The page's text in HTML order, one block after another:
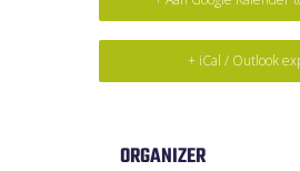
+ iCal / Outlook
ORGANIZER